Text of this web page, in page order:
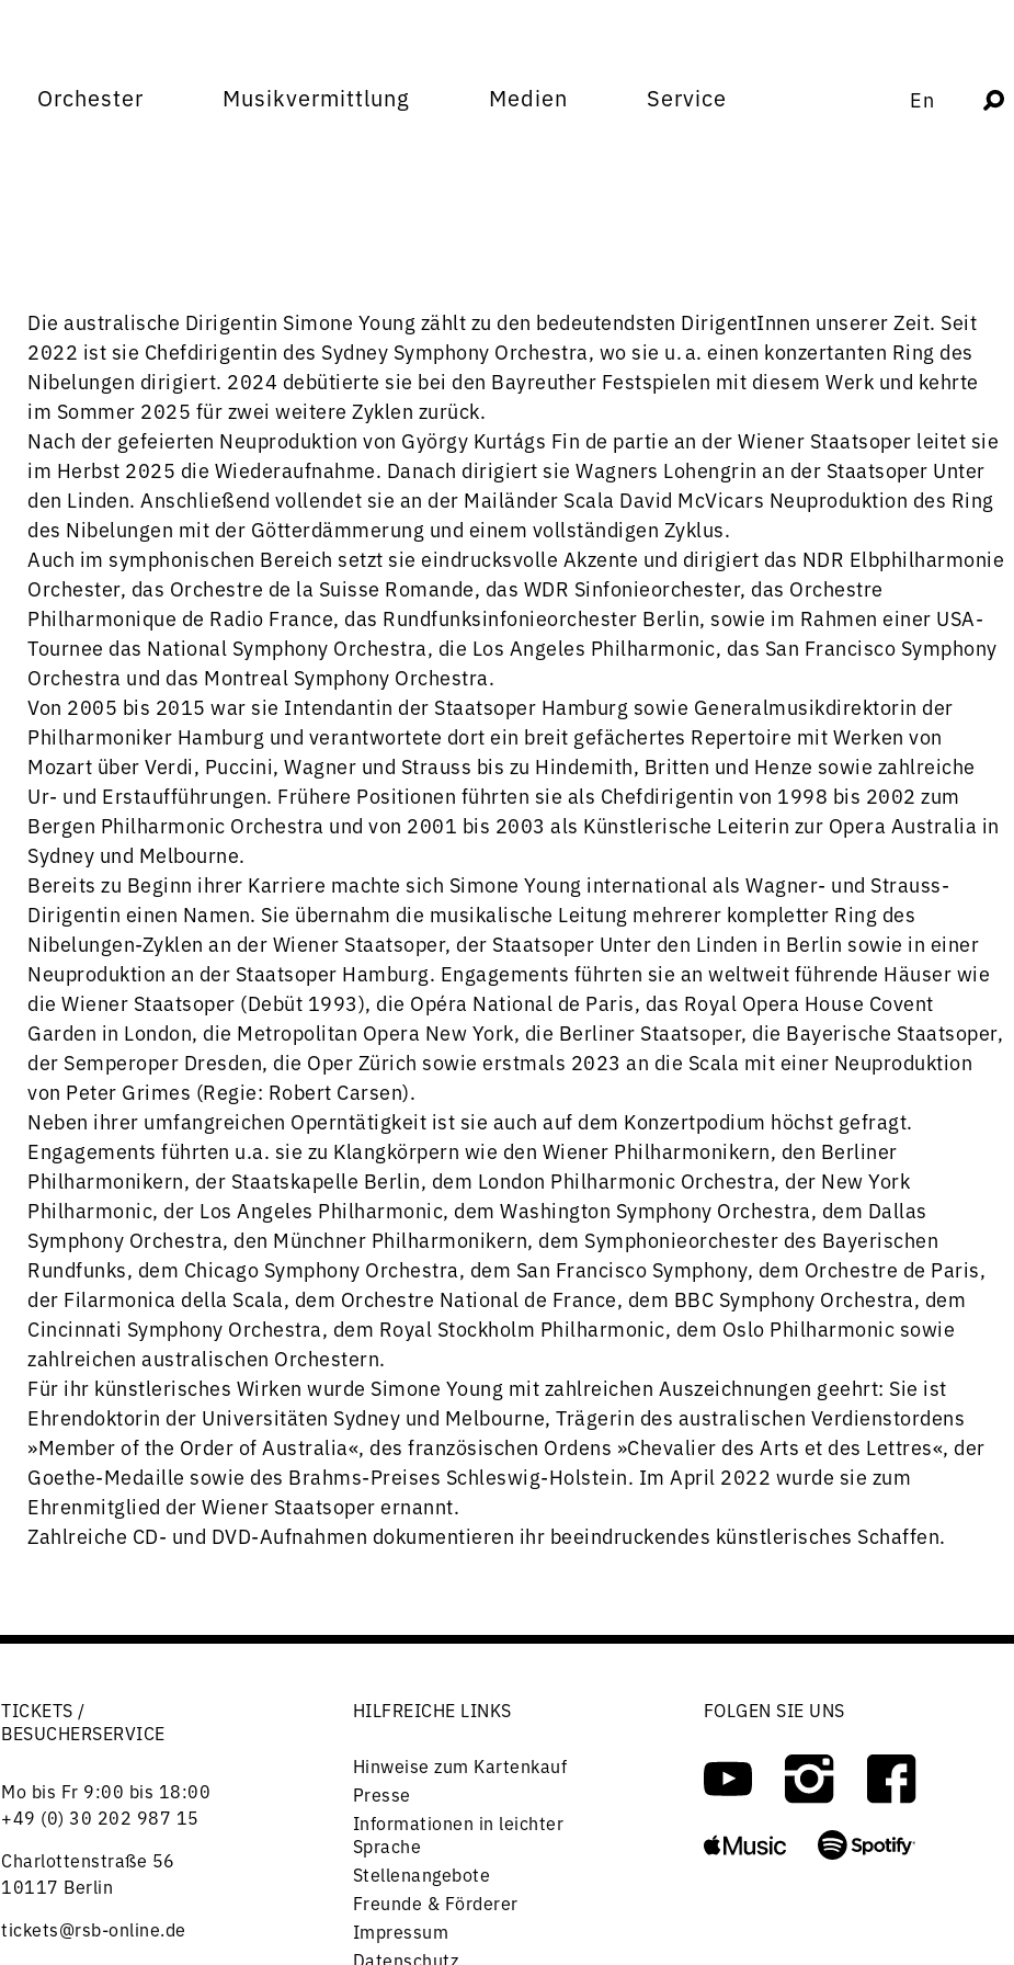
Orchester Musikvermittlung Medien Service En
Die australische Dirigentin Simone Young zählt zu den bedeutendsten DirigentInnen unserer Zeit. Seit
2022 ist sie Chefdirigentin des Sydney Symphony Orchestra, wo sie u. a. einen konzertanten Ring des
Nibelungen dirigiert. 2024 debütierte sie bei den Bayreuther Festspielen mit diesem Werk und kehrte
im Sommer 2025 für zwei weitere Zyklen zurück.
Nach der gefeierten Neuproduktion von György Kurtágs Fin de partie an der Wiener Staatsoper leitet sie
im Herbst 2025 die Wiederaufnahme. Danach dirigiert sie Wagners Lohengrin an der Staatsoper Unter
den Linden. Anschließend vollendet sie an der Mailänder Scala David McVicars Neuproduktion des Ring
des Nibelungen mit der Götterdämmerung und einem vollständigen Zyklus.
Auch im symphonischen Bereich setzt sie eindrucksvolle Akzente und dirigiert das NDR Elbphilharmonie
Orchester, das Orchestre de la Suisse Romande, das WDR Sinfonieorchester, das Orchestre
Philharmonique de Radio France, das Rundfunksinfonieorchester Berlin, sowie im Rahmen einer USA-
Tournee das National Symphony Orchestra, die Los Angeles Philharmonic, das San Francisco Symphony
Orchestra und das Montreal Symphony Orchestra.
Von 2005 bis 2015 war sie Intendantin der Staatsoper Hamburg sowie Generalmusikdirektorin der
Philharmoniker Hamburg und verantwortete dort ein breit gefächertes Repertoire mit Werken von
Mozart über Verdi, Puccini, Wagner und Strauss bis zu Hindemith, Britten und Henze sowie zahlreiche
Ur- und Erstaufführungen. Frühere Positionen führten sie als Chefdirigentin von 1998 bis 2002 zum
Bergen Philharmonic Orchestra und von 2001 bis 2003 als Künstlerische Leiterin zur Opera Australia in
Sydney und Melbourne.
Bereits zu Beginn ihrer Karriere machte sich Simone Young international als Wagner- und Strauss-
Dirigentin einen Namen. Sie übernahm die musikalische Leitung mehrerer kompletter Ring des
Nibelungen-Zyklen an der Wiener Staatsoper, der Staatsoper Unter den Linden in Berlin sowie in einer
Neuproduktion an der Staatsoper Hamburg. Engagements führten sie an weltweit führende Häuser wie
die Wiener Staatsoper (Debüt 1993), die Opéra National de Paris, das Royal Opera House Covent
Garden in London, die Metropolitan Opera New York, die Berliner Staatsoper, die Bayerische Staatsoper,
der Semperoper Dresden, die Oper Zürich sowie erstmals 2023 an die Scala mit einer Neuproduktion
von Peter Grimes (Regie: Robert Carsen).
Neben ihrer umfangreichen Operntätigkeit ist sie auch auf dem Konzertpodium höchst gefragt.
Engagements führten u.a. sie zu Klangkörpern wie den Wiener Philharmonikern, den Berliner
Philharmonikern, der Staatskapelle Berlin, dem London Philharmonic Orchestra, der New York
Philharmonic, der Los Angeles Philharmonic, dem Washington Symphony Orchestra, dem Dallas
Symphony Orchestra, den Münchner Philharmonikern, dem Symphonieorchester des Bayerischen
Rundfunks, dem Chicago Symphony Orchestra, dem San Francisco Symphony, dem Orchestre de Paris,
der Filarmonica della Scala, dem Orchestre National de France, dem BBC Symphony Orchestra, dem
Cincinnati Symphony Orchestra, dem Royal Stockholm Philharmonic, dem Oslo Philharmonic sowie
zahlreichen australischen Orchestern.
Für ihr künstlerisches Wirken wurde Simone Young mit zahlreichen Auszeichnungen geehrt: Sie ist
Ehrendoktorin der Universitäten Sydney und Melbourne, Trägerin des australischen Verdienstordens
»Member of the Order of Australia«, des französischen Ordens »Chevalier des Arts et des Lettres«, der
Goethe-Medaille sowie des Brahms-Preises Schleswig-Holstein. Im April 2022 wurde sie zum
Ehrenmitglied der Wiener Staatsoper ernannt.
Zahlreiche CD- und DVD-Aufnahmen dokumentieren ihr beeindruckendes künstlerisches Schaffen.
TICKETS /
BESUCHERSERVICE
Mo bis Fr 9:00 bis 18:00
+49 (0) 30 202 987 15
Charlottenstraße 56
10117 Berlin
tickets@rsb-online.de
HILFREICHE LINKS
Hinweise zum Kartenkauf
Presse
Informationen in leichter
Sprache
Stellenangebote
Freunde & Förderer
Impressum
Datenschutz
FOLGEN SIE UNS